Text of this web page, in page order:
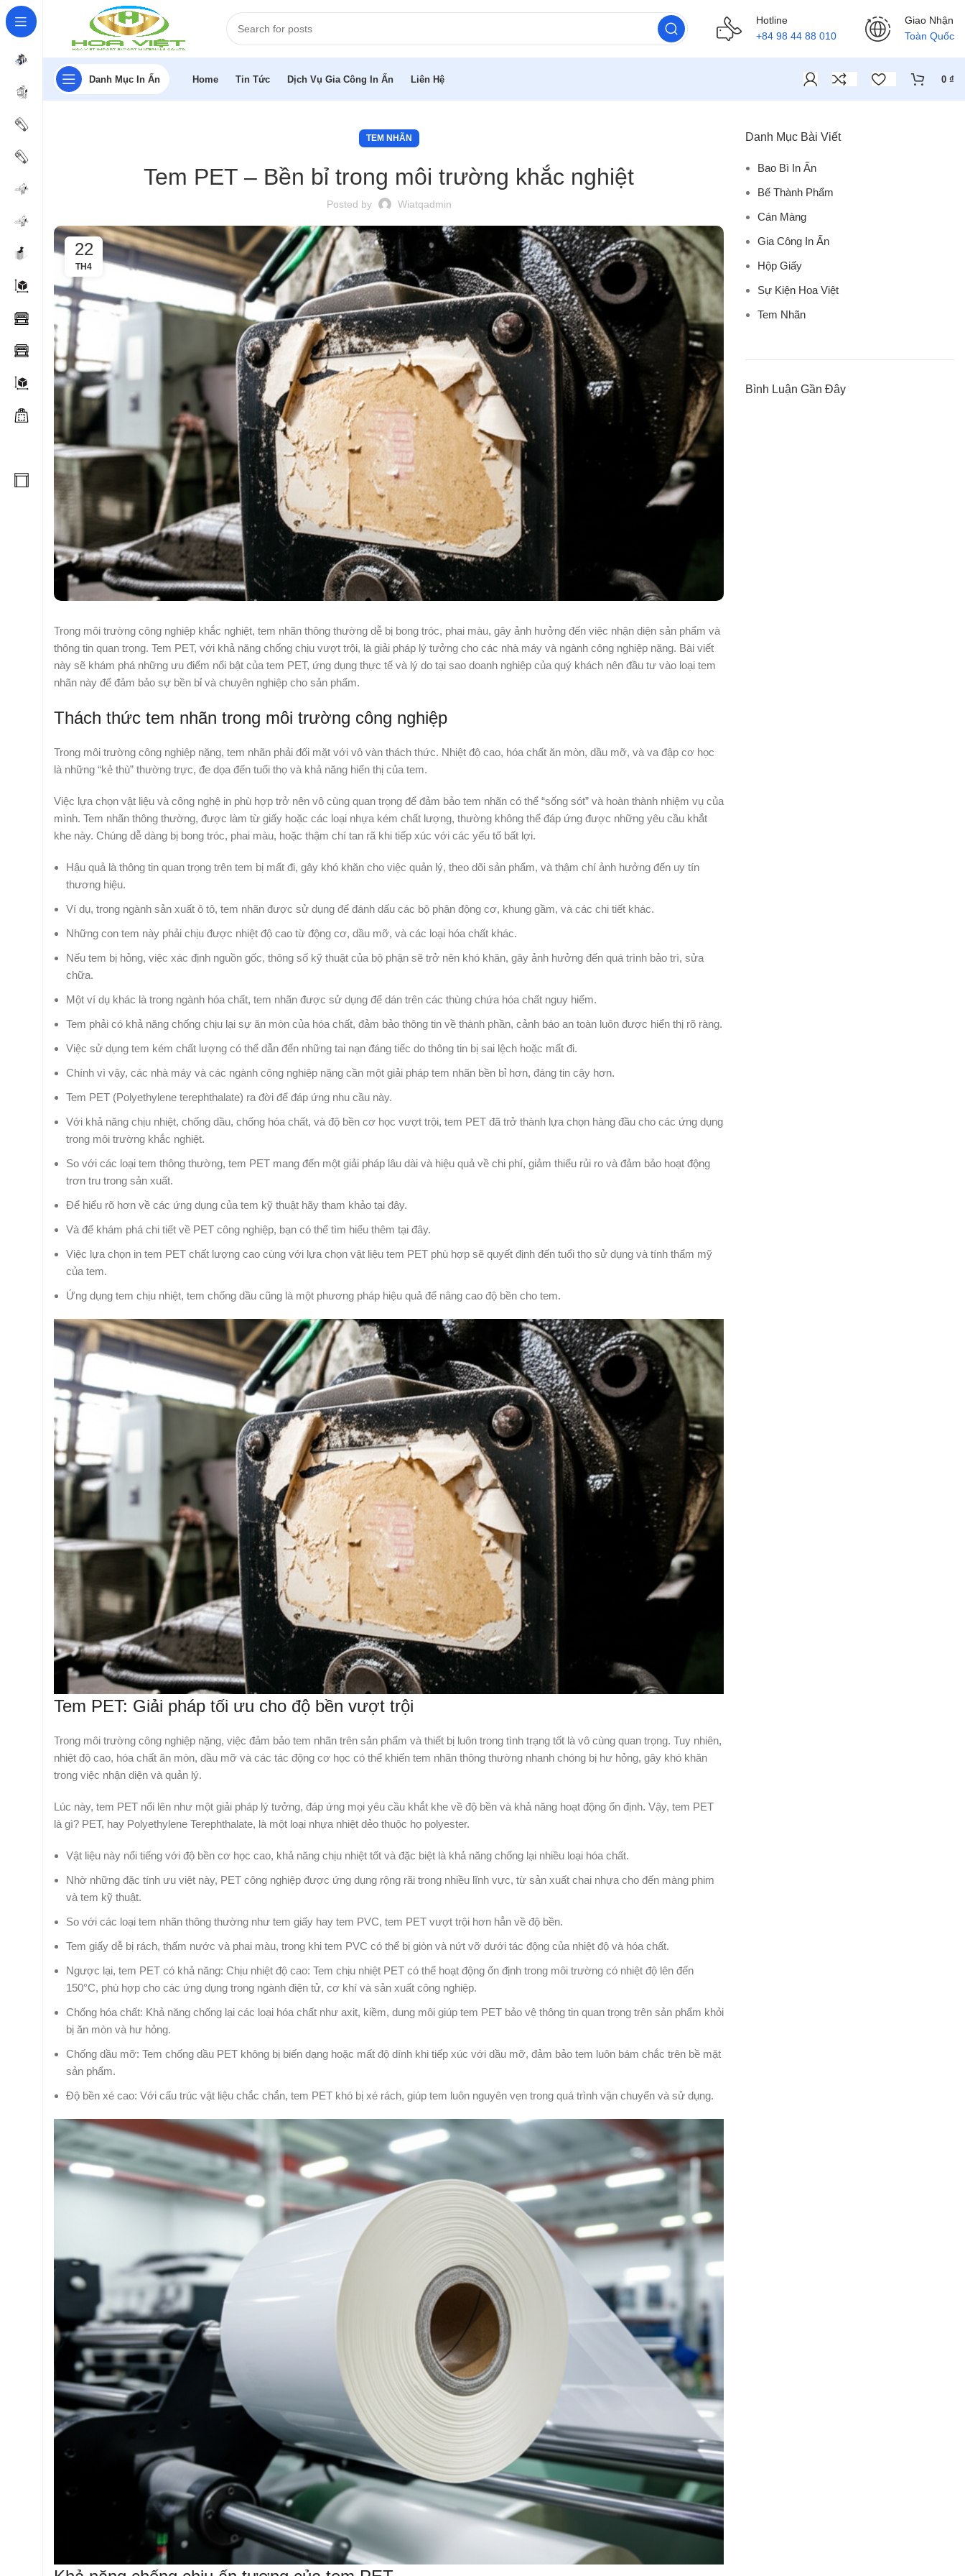
Hotline
+84 98 44 88 010
Giao Nhận
Toàn Quốc
Danh Mục In Ấn Home Tin Tức Dịch Vụ Gia Công In Ấn Liên Hệ 0 ₫
TEM NHÃN
Tem PET – Bền bỉ trong môi trường khắc nghiệt
Posted by Wiatqadmin
22
TH4
Trong môi trường công nghiệp khắc nghiệt, tem nhãn thông thường dễ bị bong tróc, phai màu, gây ảnh hưởng đến việc nhận diện sản phẩm và
thông tin quan trọng. Tem PET, với khả năng chống chịu vượt trội, là giải pháp lý tưởng cho các nhà máy và ngành công nghiệp nặng. Bài viết
này sẽ khám phá những ưu điểm nổi bật của tem PET, ứng dụng thực tế và lý do tại sao doanh nghiệp của quý khách nên đầu tư vào loại tem
nhãn này để đảm bảo sự bền bỉ và chuyên nghiệp cho sản phẩm.
Thách thức tem nhãn trong môi trường công nghiệp
Trong môi trường công nghiệp nặng, tem nhãn phải đối mặt với vô vàn thách thức. Nhiệt độ cao, hóa chất ăn mòn, dầu mỡ, và va đập cơ học
là những “kẻ thù” thường trực, đe dọa đến tuổi thọ và khả năng hiển thị của tem.
Việc lựa chọn vật liệu và công nghệ in phù hợp trở nên vô cùng quan trọng để đảm bảo tem nhãn có thể “sống sót” và hoàn thành nhiệm vụ của
mình. Tem nhãn thông thường, được làm từ giấy hoặc các loại nhựa kém chất lượng, thường không thể đáp ứng được những yêu cầu khắt
khe này. Chúng dễ dàng bị bong tróc, phai màu, hoặc thậm chí tan rã khi tiếp xúc với các yếu tố bất lợi.
Hậu quả là thông tin quan trọng trên tem bị mất đi, gây khó khăn cho việc quản lý, theo dõi sản phẩm, và thậm chí ảnh hưởng đến uy tín
thương hiệu.
Ví dụ, trong ngành sản xuất ô tô, tem nhãn được sử dụng để đánh dấu các bộ phận động cơ, khung gầm, và các chi tiết khác.
Những con tem này phải chịu được nhiệt độ cao từ động cơ, dầu mỡ, và các loại hóa chất khác.
Nếu tem bị hỏng, việc xác định nguồn gốc, thông số kỹ thuật của bộ phận sẽ trở nên khó khăn, gây ảnh hưởng đến quá trình bảo trì, sửa
chữa.
Một ví dụ khác là trong ngành hóa chất, tem nhãn được sử dụng để dán trên các thùng chứa hóa chất nguy hiểm.
Tem phải có khả năng chống chịu lại sự ăn mòn của hóa chất, đảm bảo thông tin về thành phần, cảnh báo an toàn luôn được hiển thị rõ ràng.
Việc sử dụng tem kém chất lượng có thể dẫn đến những tai nạn đáng tiếc do thông tin bị sai lệch hoặc mất đi.
Chính vì vậy, các nhà máy và các ngành công nghiệp nặng cần một giải pháp tem nhãn bền bỉ hơn, đáng tin cậy hơn.
Tem PET (Polyethylene terephthalate) ra đời để đáp ứng nhu cầu này.
Với khả năng chịu nhiệt, chống dầu, chống hóa chất, và độ bền cơ học vượt trội, tem PET đã trở thành lựa chọn hàng đầu cho các ứng dụng
trong môi trường khắc nghiệt.
So với các loại tem thông thường, tem PET mang đến một giải pháp lâu dài và hiệu quả về chi phí, giảm thiểu rủi ro và đảm bảo hoạt động
trơn tru trong sản xuất.
Để hiểu rõ hơn về các ứng dụng của tem kỹ thuật hãy tham khảo tại đây.
Và để khám phá chi tiết về PET công nghiệp, bạn có thể tìm hiểu thêm tại đây.
Việc lựa chọn in tem PET chất lượng cao cùng với lựa chọn vật liệu tem PET phù hợp sẽ quyết định đến tuổi thọ sử dụng và tính thẩm mỹ
của tem.
Ứng dụng tem chịu nhiệt, tem chống dầu cũng là một phương pháp hiệu quả để nâng cao độ bền cho tem.
Tem PET: Giải pháp tối ưu cho độ bền vượt trội
Trong môi trường công nghiệp nặng, việc đảm bảo tem nhãn trên sản phẩm và thiết bị luôn trong tình trạng tốt là vô cùng quan trọng. Tuy nhiên,
nhiệt độ cao, hóa chất ăn mòn, dầu mỡ và các tác động cơ học có thể khiến tem nhãn thông thường nhanh chóng bị hư hỏng, gây khó khăn
trong việc nhận diện và quản lý.
Lúc này, tem PET nổi lên như một giải pháp lý tưởng, đáp ứng mọi yêu cầu khắt khe về độ bền và khả năng hoạt động ổn định. Vậy, tem PET
là gì? PET, hay Polyethylene Terephthalate, là một loại nhựa nhiệt dẻo thuộc họ polyester.
Vật liệu này nổi tiếng với độ bền cơ học cao, khả năng chịu nhiệt tốt và đặc biệt là khả năng chống lại nhiều loại hóa chất.
Nhờ những đặc tính ưu việt này, PET công nghiệp được ứng dụng rộng rãi trong nhiều lĩnh vực, từ sản xuất chai nhựa cho đến màng phim
và tem kỹ thuật.
So với các loại tem nhãn thông thường như tem giấy hay tem PVC, tem PET vượt trội hơn hẳn về độ bền.
Tem giấy dễ bị rách, thấm nước và phai màu, trong khi tem PVC có thể bị giòn và nứt vỡ dưới tác động của nhiệt độ và hóa chất.
Ngược lại, tem PET có khả năng: Chịu nhiệt độ cao: Tem chịu nhiệt PET có thể hoạt động ổn định trong môi trường có nhiệt độ lên đến
150°C, phù hợp cho các ứng dụng trong ngành điện tử, cơ khí và sản xuất công nghiệp.
Chống hóa chất: Khả năng chống lại các loại hóa chất như axit, kiềm, dung môi giúp tem PET bảo vệ thông tin quan trọng trên sản phẩm khỏi
bị ăn mòn và hư hỏng.
Chống dầu mỡ: Tem chống dầu PET không bị biến dạng hoặc mất độ dính khi tiếp xúc với dầu mỡ, đảm bảo tem luôn bám chắc trên bề mặt
sản phẩm.
Độ bền xé cao: Với cấu trúc vật liệu chắc chắn, tem PET khó bị xé rách, giúp tem luôn nguyên vẹn trong quá trình vận chuyển và sử dụng.
Danh Mục Bài Viết
Bao Bì In Ấn
Bế Thành Phẩm
Cán Màng
Gia Công In Ấn
Hộp Giấy
Sự Kiện Hoa Việt
Tem Nhãn
Bình Luận Gần Đây